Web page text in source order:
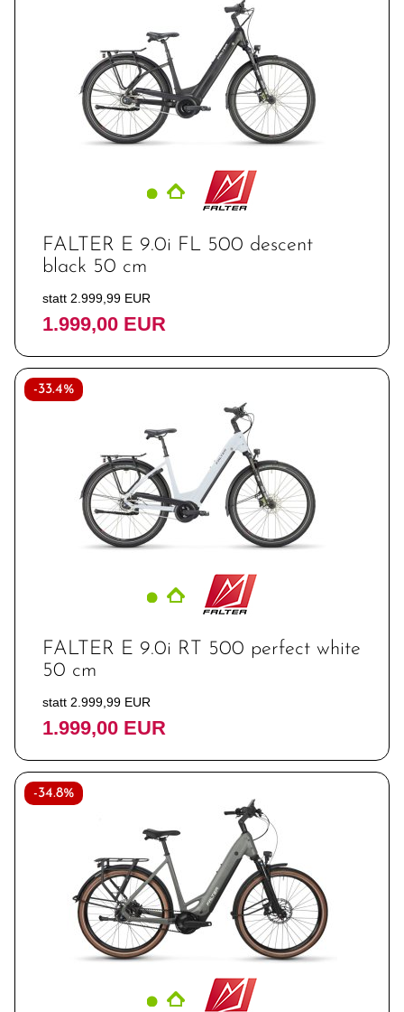
FALTER E 9.0i FL 500 descent
black 50 cm
statt 2.999,99 EUR
1.999,00 EUR
-33.4%
FALTER E 9.0i RT 500 perfect white
50 cm
statt 2.999,99 EUR
1.999,00 EUR
-34.8%